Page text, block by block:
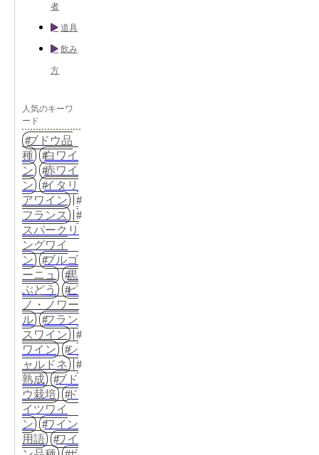
者
道具
飲み
方
人気のキーワ
ード
ブドウ品
種
白ワイ
ン
赤ワイ
ン
イタリ
アワイン
フランス
スパークリ
ングワイ
ン
ブルゴ
ーニュ
黒
ぶどう
ピ
ノ・ノワー
ル
フラン
スワイン
ワイン
シ
ャルドネ
熟成
ブド
ウ栽培
ド
イツワイ
ン
ワイン
用語
ワイ